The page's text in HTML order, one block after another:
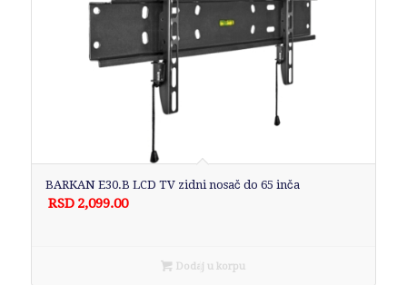
BARKAN E30.B LCD TV zidni nosač do 65 inča
RSD 2,099.00
Dodaj u korpu